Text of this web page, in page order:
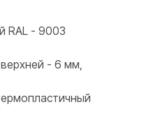
RAL - 9003
- 6 мм,